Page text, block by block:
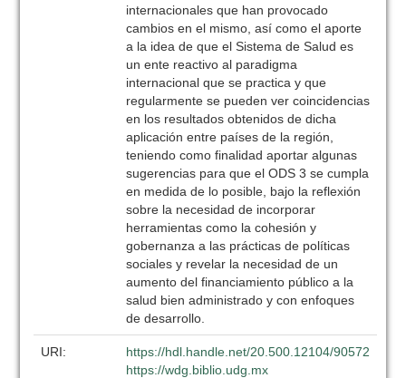
internacionales que han provocado
cambios en el mismo, así como el aporte
a la idea de que el Sistema de Salud es
un ente reactivo al paradigma
internacional que se practica y que
regularmente se pueden ver coincidencias
en los resultados obtenidos de dicha
aplicación entre países de la región,
teniendo como finalidad aportar algunas
sugerencias para que el ODS 3 se cumpla
en medida de lo posible, bajo la reflexión
sobre la necesidad de incorporar
herramientas como la cohesión y
gobernanza a las prácticas de políticas
sociales y revelar la necesidad de un
aumento del financiamiento público a la
salud bien administrado y con enfoques
de desarrollo.
URI:
https://hdl.handle.net/20.500.12104/90572
https://wdg.biblio.udg.mx